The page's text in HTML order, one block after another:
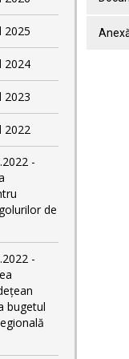
2025
2024
2023
2022
-
de
-
bugetul